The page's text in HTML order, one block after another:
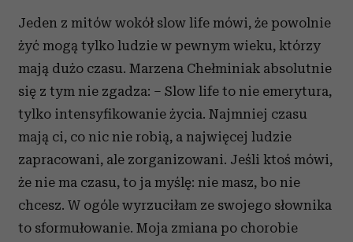
Jeden z mitów wokół slow life mówi, że powolnie
żyć mogą tylko ludzie w pewnym wieku, którzy
mają dużo czasu. Marzena Chełminiak absolutnie
się z tym nie zgadza: – Slow life to nie emerytura,
tylko intensyfikowanie życia. Najmniej czasu
mają ci, co nic nie robią, a najwięcej ludzie
zapracowani, ale zorganizowani. Jeśli ktoś mówi,
że nie ma czasu, to ja myślę: nie masz, bo nie
chcesz. W ogóle wyrzuciłam ze swojego słownika
to sformułowanie. Moja zmiana po chorobie